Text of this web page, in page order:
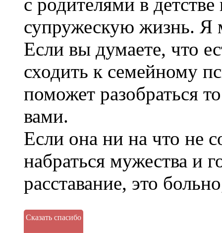
супружескую жизнь. Я
Если вы думаете, что
сходить к семейному
поможет разобраться
вами.
Если она ни на что не
набраться мужества и
расставание, это
Сказать спасибо